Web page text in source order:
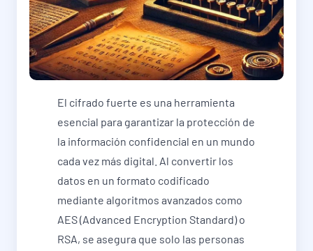
El cifrado fuerte es una herramienta
esencial para garantizar la protección de
la información confidencial en un mundo
cada vez más digital. Al convertir los
datos en un formato codificado
mediante algoritmos avanzados como
AES (Advanced Encryption Standard) o
RSA, se asegura que solo las personas